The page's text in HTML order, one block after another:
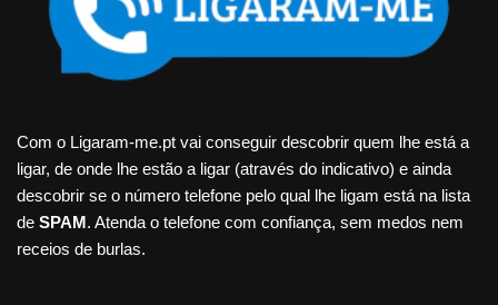
Com o Ligaram-me.pt vai conseguir descobrir quem lhe está a
ligar, de onde lhe estão a ligar (através do indicativo) e ainda
descobrir se o número telefone pelo qual lhe ligam está na lista
de SPAM. Atenda o telefone com confiança, sem medos nem
receios de burlas.